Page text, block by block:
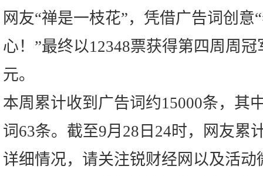
网友“禅是一枝花”，凭借广告词创意
心！”最终以12348票获得第四周周
元。
本周累计收到广告词约15000条，其
词63条。截至9月28日24时，网友累
详细情况，请关注锐财经网以及活动